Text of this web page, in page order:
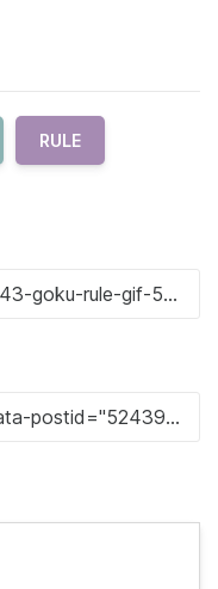
RULE